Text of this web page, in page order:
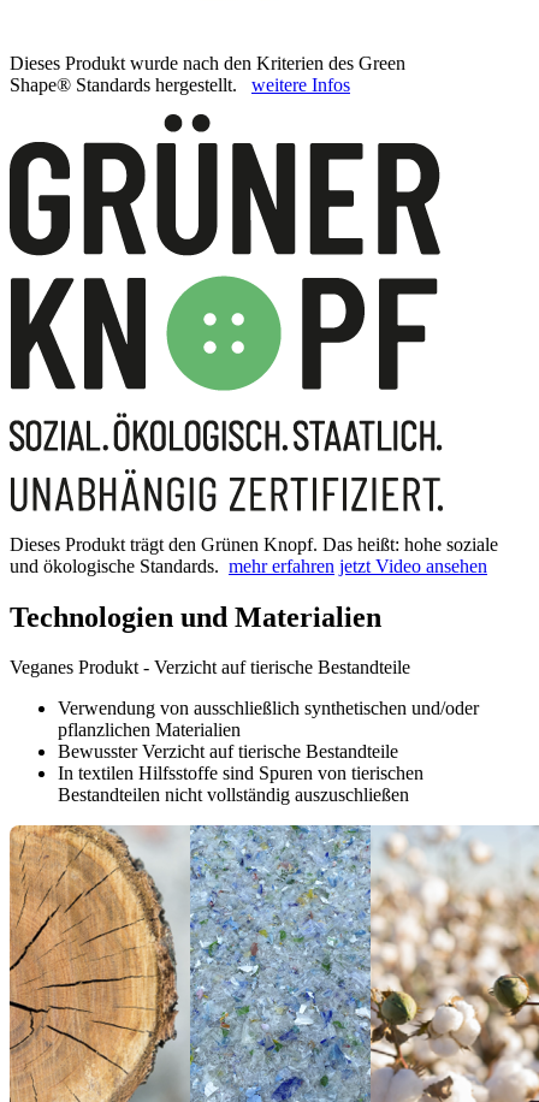
Dieses Produkt wurde nach den Kriterien des Green
Shape® Standards hergestellt. weitere Infos
Dieses Produkt trägt den Grünen Knopf. Das heißt: hohe soziale
und ökologische Standards. mehr erfahren jetzt Video ansehen
Technologien und Materialien
Veganes Produkt - Verzicht auf tierische Bestandteile
Verwendung von ausschließlich synthetischen und/oder
pflanzlichen Materialien
Bewusster Verzicht auf tierische Bestandteile
In textilen Hilfsstoffe sind Spuren von tierischen
Bestandteilen nicht vollständig auszuschließen